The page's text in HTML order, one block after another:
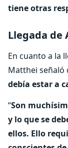
tiene otras
Llegada de
En cuanto a la
Matthei señaló
debía estar a
“Son
y lo que se
ellos. Ello